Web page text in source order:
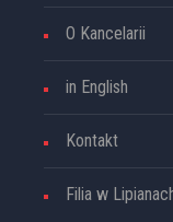
O Kancelarii
in English
Kontakt
Filia w